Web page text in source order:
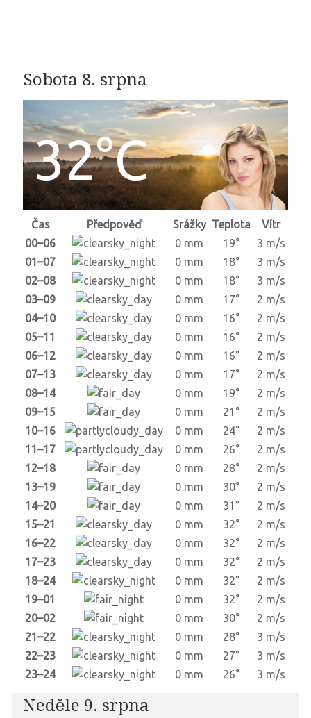
Sobota 8. srpna
32°C
Čas Předpověď Srážky Teplota
Vítr
00–06
0 mm 19°
3 m/s
01–07
0 mm 18°
3 m/s
02–08
0 mm 18°
3 m/s
03–09
0 mm 17°
2 m/s
04–10
0 mm 16°
2 m/s
05–11
0 mm 16°
2 m/s
06–12
0 mm 16°
2 m/s
07–13
0 mm 17°
2 m/s
08–14
0 mm 19°
2 m/s
09–15
0 mm 21°
2 m/s
10–16
0 mm 24°
2 m/s
11–17
0 mm 26°
2 m/s
12–18
0 mm 28°
2 m/s
13–19
0 mm 30°
2 m/s
14–20
0 mm 31°
2 m/s
15–21
0 mm 32°
2 m/s
16–22
0 mm 32°
2 m/s
17–23
0 mm 32°
2 m/s
18–24
0 mm 32°
2 m/s
19–01
0 mm 32°
2 m/s
20–02
0 mm 30°
2 m/s
21–22
0 mm 28°
3 m/s
22–23
0 mm 27°
3 m/s
23–24
0 mm 26° 3 m/s
Neděle 9. srpna